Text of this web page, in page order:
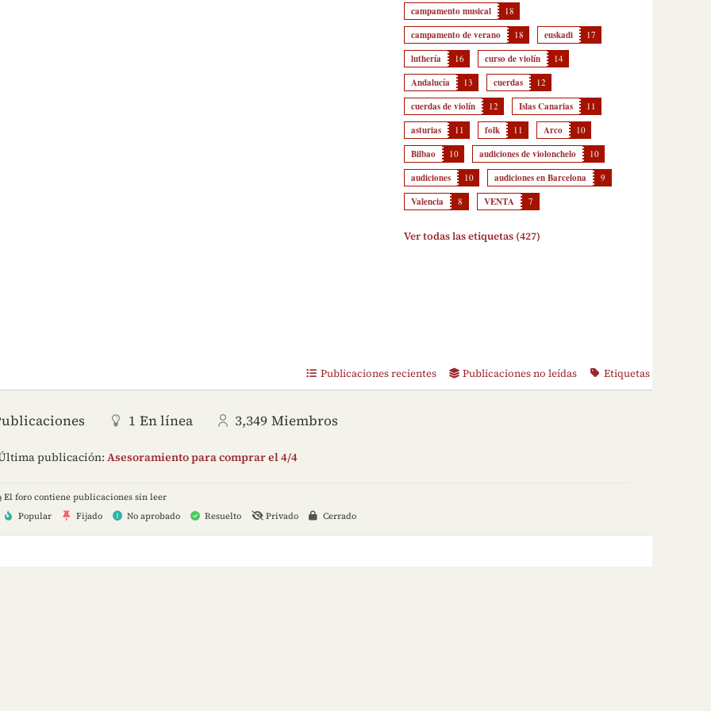
campamento musical 18
campamento de verano 18 euskadi 17
luthería 16 curso de violín 14
Andalucía 13 cuerdas 12
cuerdas de violín 12 Islas Canarias 11
asturias 11 folk 11 Arco 10
Bilbao 10 audiciones de violonchelo 10
audiciones 10 audiciones en Barcelona 9
Valencia 8 VENTA 7
Ver todas las etiquetas (427)
Publicaciones recientes Publicaciones no leídas Etiquetas
1 En línea 3,349 Miembros
publicación:Asesoramiento para comprar el 4/4
El foro contiene publicaciones sin leer
Popular Fijado No aprobado Resuelto Privado Cerrado